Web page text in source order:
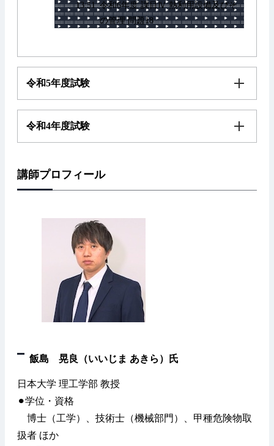
13:51 令和6年度 課目Ⅳ 熱利用設備及びそ
の管理 問題18
令和5年度試験
令和4年度試験
講師プロフィール
飯島 晃良（いいじま あきら）氏
日本大学 理工学部 教授
⚫︎学位・資格
博士（工学）、技術士（機械部門）、甲種危険物取
扱者 ほか